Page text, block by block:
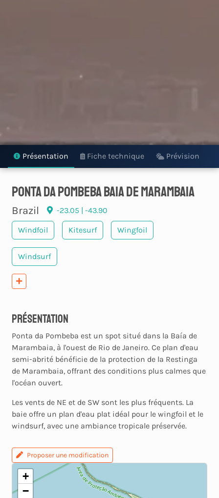
Présentation Fiche technique Prévision
ponta da pombeba baia de marambaia
Brazil -23.05 | -43.90
Windfoil Kitesurf Wingfoil
Windsurf
Présentation
Ponta da Pombeba est un spot situé dans la Baía de
Marambaia, à l'ouest de Rio de Janeiro. Ce plan d'eau
semi-abrité bénéficie de la protection de la Restinga
de Marambaia, offrant des conditions plus calmes que
l'océan ouvert.
Les vents de NE et de SW sont les plus fréquents. La
baie offre un plan d'eau plat idéal pour le wingfoil et le
windsurf, avec une ambiance tropicale préservée.
Proposer une modification
+
−